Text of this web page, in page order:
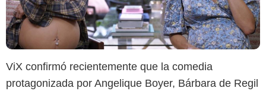
ViX confirmó recientemente que la comedia
protagonizada por Angelique Boyer, Bárbara de Regil